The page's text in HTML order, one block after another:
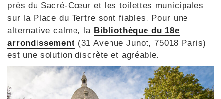
près du Sacré-Cœur et les toilettes municipales
sur la Place du Tertre sont fiables. Pour une
alternative calme, la Bibliothèque du 18e
arrondissement (31 Avenue Junot, 75018 Paris)
est une solution discrète et agréable.